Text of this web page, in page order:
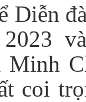
Diễn
Minh
coi